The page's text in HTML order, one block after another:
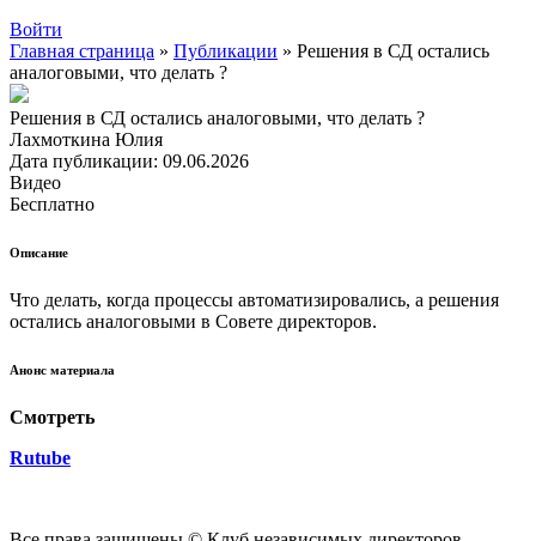
Войти
Главная страница » Публикации » Решения в СД остались
аналоговыми, что делать ?
Решения в СД остались аналоговыми, что делать ?
Лахмоткина Юлия
Дата публикации: 09.06.2026
Видео
Бесплатно
Описание
Что делать, когда процессы автоматизировались, а решения
остались аналоговыми в Совете директоров.
Анонс материала
Смотреть
Rutube